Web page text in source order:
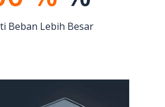
Beban Lebih Besar